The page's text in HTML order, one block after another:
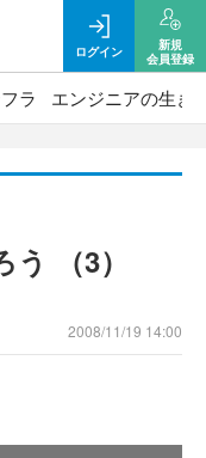
ログイン
新規
会員登録
ラ エンジニアの生き
（3）
2008/11/19 14:00